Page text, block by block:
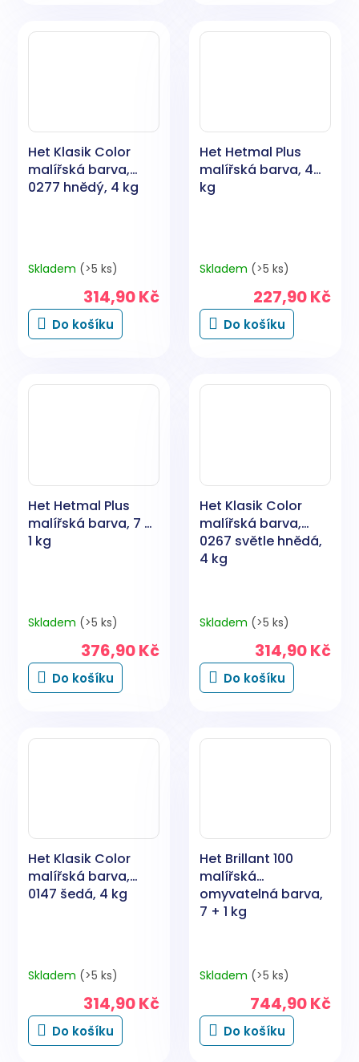
Het Klasik Color
malířská barva,
0277 hnědý, 4 kg
Skladem (>5 ks)
314,90 Kč
Do košíku
Het Hetmal Plus
malířská barva, 4
kg
Skladem (>5 ks)
227,90 Kč
Do košíku
Het Hetmal Plus
malířská barva, 7 +
1 kg
Skladem (>5 ks)
376,90 Kč
Do košíku
Het Klasik Color
malířská barva,
0267 světle hnědá,
4 kg
Skladem (>5 ks)
314,90 Kč
Do košíku
Het Klasik Color
malířská barva,
0147 šedá, 4 kg
Skladem (>5 ks)
314,90 Kč
Do košíku
Het Brillant 100
malířská
omyvatelná barva,
7 + 1 kg
Skladem (>5 ks)
744,90 Kč
Do košíku